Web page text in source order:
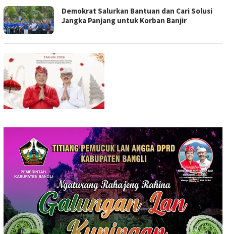
Demokrat Salurkan Bantuan dan Cari Solusi
Jangka Panjang untuk Korban Banjir